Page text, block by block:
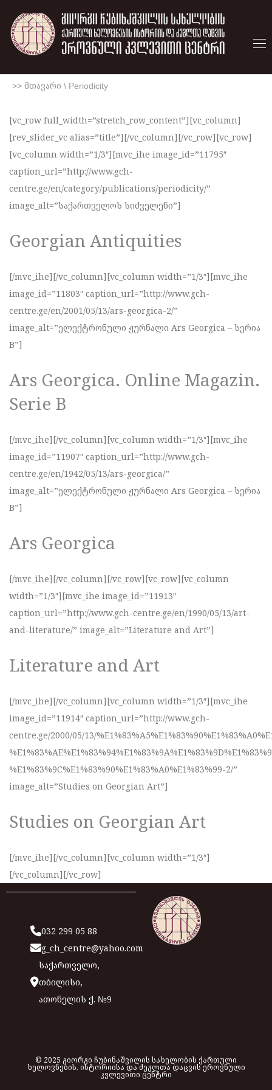
>> მთავარი \ Periodicity
[vc_row full_width=”stretch_row_content”][vc_column]
[rev_slider_vc alias=”title”][/vc_column][/vc_row][vc_row]
[vc_column width=”1/3″][mvc_ihe image_id=”11795″
caption_url=”http://www.gch-
centre.ge/en/category/publications/periodicity/”
image_alt=”საქართველოს სიძველენი”]
Georgian Antiquities
[/mvc_ihe][/vc_column][vc_column width=”1/3″][mvc_ihe
image_id=”11803″ caption_url=”http://www.gch-
centre.ge/en/2001/05/13/ars-georgica-2/”
image_alt=”ელექტრონული ჟურნალი Ars Georgica – სერია
B”]
Ars Georgica. Online Magazin.
Serie B
[/mvc_ihe][/vc_column][vc_column width=”1/3″][mvc_ihe
image_id=”11907″ caption_url=”http://www.gch-
centre.ge/en/1942/05/13/ars-georgica/”
image_alt=”ელექტრონული ჟურნალი Ars Georgica – სერია
B”]
Ars Georgica
[/mvc_ihe][/vc_column][/vc_row][vc_row][vc_column
width=”1/3″][mvc_ihe image_id=”11913″
caption_url=”http://www.gch-centre.ge/en/1990/05/13/art-
and-literature/” image_alt=”Literature and Art”]
Literature and Art
[/mvc_ihe][/vc_column][vc_column width=”1/3″][mvc_ihe
image_id=”11914″ caption_url=”http://www.gch-
centre.ge/2000/05/13/
%E1%83%9C%E1%83%90%E1%83%A0%E1%83%99-2/”
image_alt=”Studies on Georgian Art”]
Studies on Georgian Art
[/mvc_ihe][/vc_column][vc_column width=”1/3″]
[/vc_column][/vc_row]
032 299 05 88
g_ch_centre@yahoo.com
საქართველო,
თბილისი,
ათონელის ქ. №9
© 2025 გიორგი ჩუბინაშვილის სახელობის ქართული
ხელოვნების, ისტორიისა და ძეგლთა დაცვის ეროვნული
კვლევითი ცენტრი